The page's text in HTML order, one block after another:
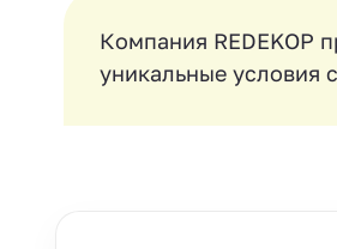
Компания REDEKOP
уникальные условия